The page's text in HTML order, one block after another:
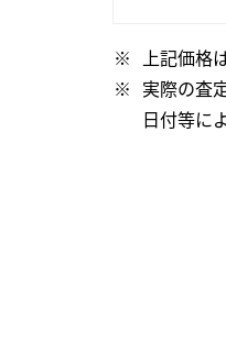
上記価格
実際の査
日付等に